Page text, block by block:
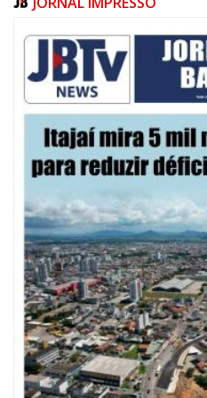
08/08/2026 | 07:00
20 anos da Lei Maria da Penha: mais
doméstica são acompanhadas pela
BALNEÁRIO CAMBORIÚ